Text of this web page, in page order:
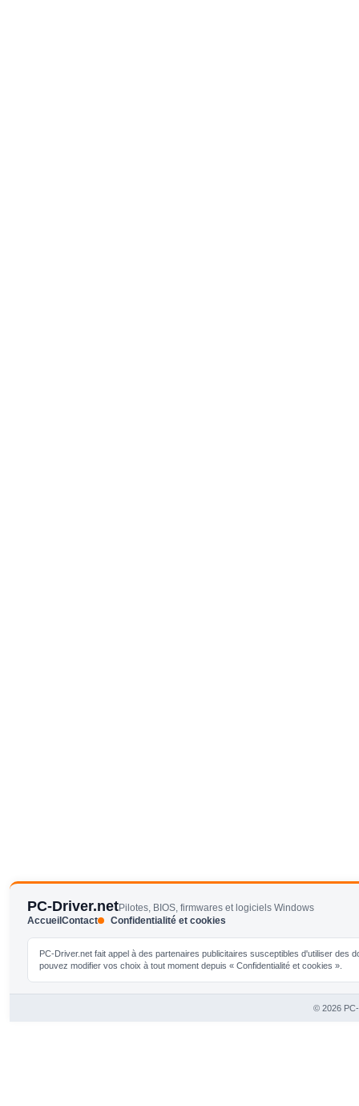
PC-Driver.netPilotes, BIOS, firmwares et logiciels Windows
AccueilContact Confidentialité et cookies
PC-Driver.net fait appel à des partenaires publicitaires susceptibles d'utiliser
pouvez modifier vos choix à tout moment depuis « Confidentialité et cookies ».
© 2026